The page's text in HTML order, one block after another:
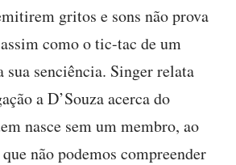
gritos e sons não prova
como o tic-tac de um
sua senciência. Singer relata
a D’Souza acerca do
nasce sem um membro, ao
não podemos compreender